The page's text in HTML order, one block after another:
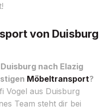
von Duisburg
nach Elazig
Möbeltransport?
Vogel aus Duisburg
Team steht dir bei